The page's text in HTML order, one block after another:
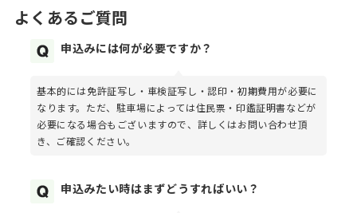
よくあるご質問
申込みには何が必要ですか？
基本的には免許証写し・車検証写し・認印・初期費用が必要に
なります。ただ、駐車場によっては住民票・印鑑証明書などが
必要になる場合もございますので、詳しくはお問い合わせ頂
き、ご確認ください。
申込みたい時はまずどうすればいい？